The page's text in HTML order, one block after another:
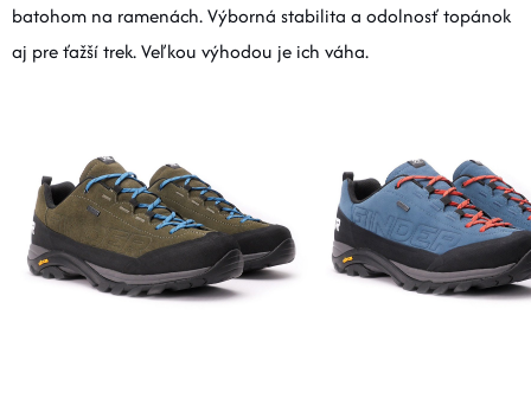
batohom na ramenách. Výborná stabilita a odolnosť topánok
aj pre ťažší trek. Veľkou výhodou je ich váha.